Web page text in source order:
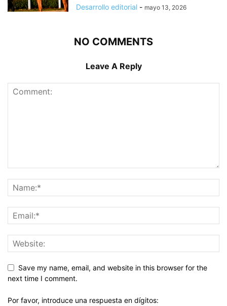
Desarrollo editorial - mayo 13, 2026
NO COMMENTS
Leave A Reply
Save my name, email, and website in this browser for the
next time I comment.
Por favor, introduce una respuesta en dígitos: